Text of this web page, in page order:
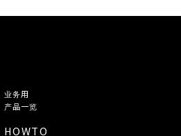
业务用
产品一览
HOWTO